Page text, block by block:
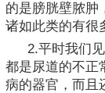
的是膀胱壁脓肿
诸如此类的有很
2.平时我们
都是尿道的不正
病的器官，而且